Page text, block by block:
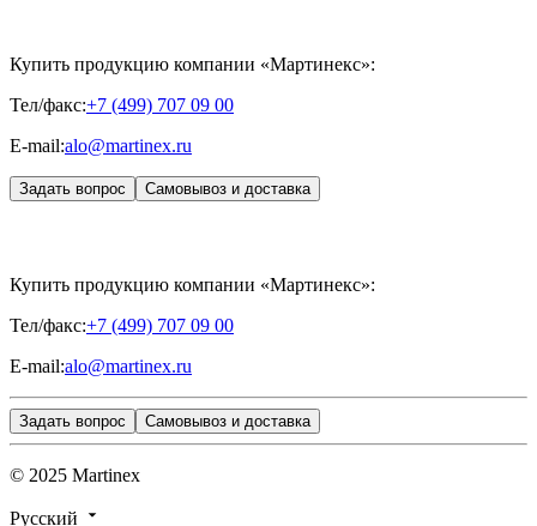
Купить продукцию компании «Мартинекс»:
Тел/факс:+7 (499) 707 09 00
E-mail:alo@martinex.ru
Задать вопрос Самовывоз и доставка
Купить продукцию компании «Мартинекс»:
Тел/факс:+7 (499) 707 09 00
E-mail:alo@martinex.ru
Задать вопрос Самовывоз и доставка
© 2025 Martinex
Русский